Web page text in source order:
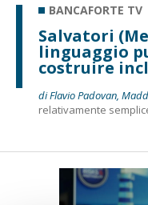
BANCAFORTE TV
Salvatori
linguaggio
costruire
di Flavio Padovan,
relativamente